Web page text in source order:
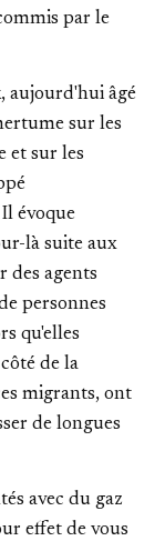
par le
aujourd'hui âgé
sur les
et sur les
évoque
là suite aux
des agents
personnes
qu'elles
de la
migrants, ont
de longues
avec du gaz
effet de vous